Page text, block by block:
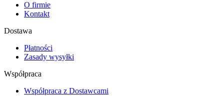
O firmie
Kontakt
Dostawa
Płatności
Zasady wysyłki
Współpraca
Współpraca z Dostawcami